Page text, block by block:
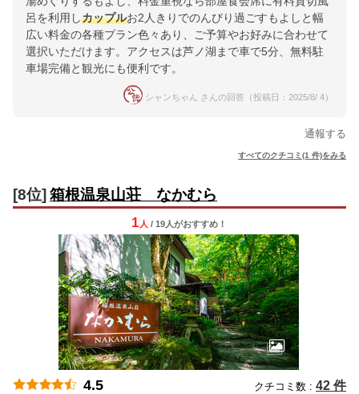
呂を利用しカップルお2人きりでのんびり過ごすもよしと幅
広い料金の各種プラン色々あり、ご予算やお好みに合わせて
選択いただけます。アクセスは芦ノ湖まで車で5分、無料駐
車場完備と観光にも便利です。
シャンちゃん さんの回答（投稿日：2025/8/ 4）
通報する
すべてのクチコミ(1 件)をみる
[8位] 箱根温泉山荘 なかむら
1 人 / 19人がおすすめ！
4.5 クチコミ数 : 42 件